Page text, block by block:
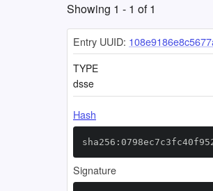
Showing 1 - 1 of1
Entry UUID:
TYPE
dsse
Hash
Signature